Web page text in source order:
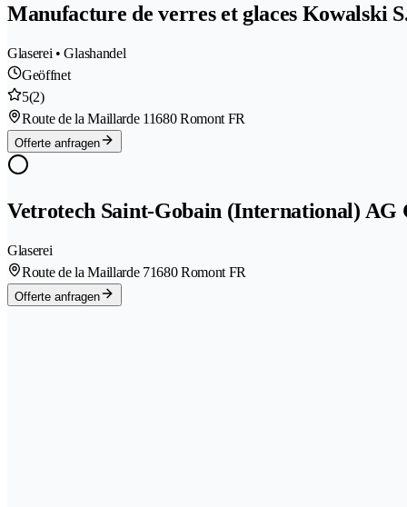
Manufacture de verres et glaces Kowalski
Glaserei • Glashandel
Geöffnet
5(2)
Route de la Maillarde 11680 Romont FR
Offerte anfragen
Vetrotech Saint-Gobain (International)
Glaserei
Route de la Maillarde 71680 Romont FR
Offerte anfragen